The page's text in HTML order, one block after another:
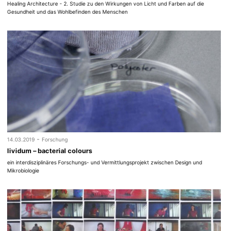
Healing Architecture - 2. Studie zu den Wirkungen von Licht und Farben auf die
Gesundheit und das Wohlbefinden des Menschen
14.03.2019 - Forschung
lividum – bacterial colours
ein interdisziplinäres Forschungs- und Vermittlungsprojekt zwischen Design und
Mikrobiologie